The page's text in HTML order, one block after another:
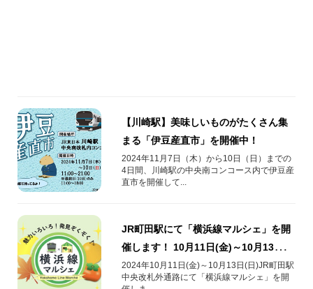
【川崎駅】美味しいものがたくさん集
まる「伊豆産直市」を開催中！
2024年11月7日（木）から10日（日）までの
4日間、川崎駅の中央南コンコース内で伊豆産
直市を開催して...
JR町田駅にて「横浜線マルシェ」を開
催します！ 10月11日(金)～10月13日
(日)
2024年10月11日(金)～10月13日(日)JR町田駅
中央改札外通路にて「横浜線マルシェ」を開